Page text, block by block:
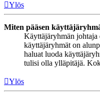
Ylös
Miten pääsen
Käyttäjäryhmän johtaja
käyttäjäryhmät on
haluat luoda
tulisi olla ylläpitäjä.
Ylös